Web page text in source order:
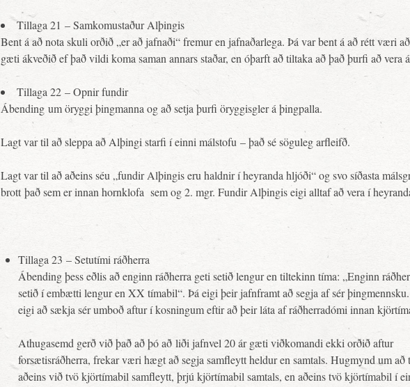
Tillaga 21 – Samkomustaður Alþingis
Bent á að nota skuli orðið „er að jafnaði“ fremur en jafnaðarlega. Þá var bent á að rétt væri
gæti ákveðið ef það vildi koma saman annars staðar, en óþarft að tiltaka að það þurfi að vera
Tillaga 22 – Opnir fundir
Ábending um öryggi þingmanna og að setja þurfi öryggisgler á þingpalla.
Lagt var til að sleppa að Alþingi starfi í einni málstofu – það sé söguleg arfleifð.
Lagt var til að aðeins séu „fundir Alþingis eru haldnir í heyranda hljóði“ og svo síðasta
brott það sem er innan hornklofa sem og 2. mgr. Fundir Alþingis eigi alltaf að vera í
Tillaga 23 – Setutími ráðherra
Ábending þess eðlis að enginn ráðherra geti setið lengur en tiltekinn tíma: „Enginn
setið í embætti lengur en XX tímabil“. Þá eigi þeir jafnframt að segja af sér
eigi að sækja sér umboð aftur í kosningum eftir að þeir láta af ráðherradómi innan
Athugasemd gerð við það að þó að liði jafnvel 20 ár gæti viðkomandi ekki orðið aftur
forsætisráðherra, frekar væri hægt að segja samfleytt heldur en samtals. Hugmynd um að
aðeins við tvö kjörtímabil samfleytt, þrjú kjörtímabil samtals, en aðeins tvö kjörtímabil í